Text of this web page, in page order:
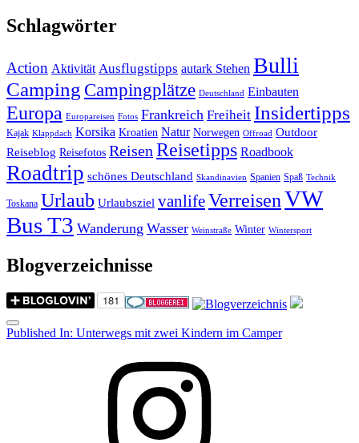
Schlagwörter
Action Aktivität Ausflugstipps autark Stehen Bulli
Camping Campingplätze Deutschland Einbauten
Europa Europareisen Fotos Frankreich Freiheit Insidertipps
Kajak Klappdach Korsika Kroatien Natur Norwegen Offroad Outdoor
Reiseblog Reisefotos ReisenReisetipps Roadbook
Roadtrip schönes Deutschland Skandinavien Spanien Spaß Technik
Toskana Urlaub Urlaubsziel vanlifeVerreisenVW
Bus T3 Wanderung Wasser Weinstraße Winter Wintersport
Blogverzeichnisse
Menu
Post
Published In: Unterwegs mit zwei Kindern im Camper